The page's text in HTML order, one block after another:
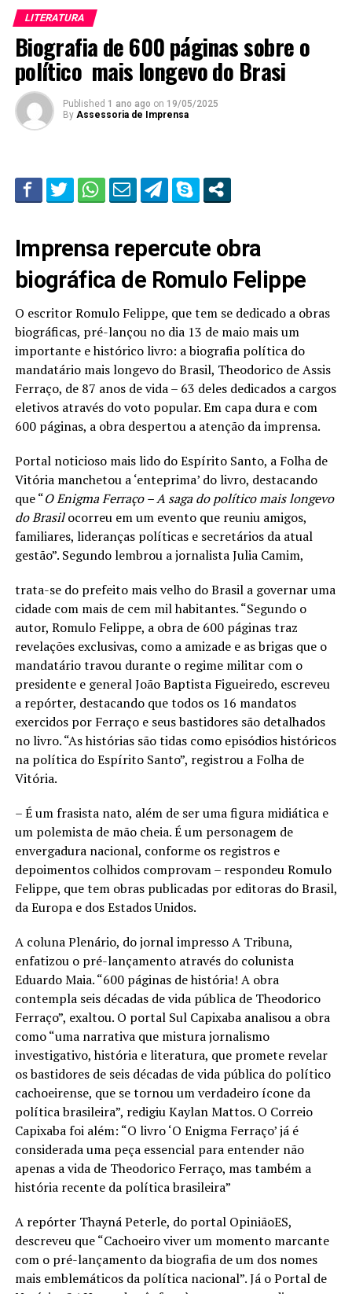
LITERATURA
Biografia de 600 páginas sobre o
político mais longevo do Brasi
Published 1 ano ago on 19/05/2025
By Assessoria de Imprensa
Imprensa repercute obra
biográfica de Romulo Felippe
O escritor Romulo Felippe, que tem se dedicado a obras
biográficas, pré-lançou no dia 13 de maio mais um
importante e histórico livro: a biografia política do
mandatário mais longevo do Brasil, Theodorico de Assis
Ferraço, de 87 anos de vida – 63 deles dedicados a cargos
eletivos através do voto popular. Em capa dura e com
600 páginas, a obra despertou a atenção da imprensa.
Portal noticioso mais lido do Espírito Santo, a Folha de
Vitória manchetou a ‘enteprima’ do livro, destacando
que “O Enigma Ferraço – A saga do político mais longevo
do Brasilocorreu em um evento que reuniu amigos,
familiares, lideranças políticas e secretários da atual
gestão”. Segundo lembrou a jornalista Julia Camim,
trata-se do prefeito mais velho do Brasil a governar uma
cidade com mais de cem mil habitantes. “Segundo o
autor, Romulo Felippe, a obra de 600 páginas traz
revelações exclusivas, como a amizade e as brigas que o
mandatário travou durante o regime militar com o
presidente e general João Baptista Figueiredo, escreveu
a repórter, destacando que todos os 16 mandatos
exercidos por Ferraço e seus bastidores são detalhados
no livro. “As histórias são tidas como episódios históricos
na política do Espírito Santo”, registrou a Folha de
Vitória.
– É um frasista nato, além de ser uma figura midiática e
um polemista de mão cheia. É um personagem de
envergadura nacional, conforme os registros e
depoimentos colhidos comprovam – respondeu Romulo
Felippe, que tem obras publicadas por editoras do Brasil,
da Europa e dos Estados Unidos.
A coluna Plenário, do jornal impresso A Tribuna,
enfatizou o pré-lançamento através do colunista
Eduardo Maia. “600 páginas de história! A obra
contempla seis décadas de vida pública de Theodorico
Ferraço”, exaltou. O portal Sul Capixaba analisou a obra
como “uma narrativa que mistura jornalismo
investigativo, história e literatura, que promete revelar
os bastidores de seis décadas de vida pública do político
cachoeirense, que se tornou um verdadeiro ícone da
política brasileira”, redigiu Kaylan Mattos. O Correio
Capixaba foi além: “O livro ‘O Enigma Ferraço’ já é
considerada uma peça essencial para entender não
apenas a vida de Theodorico Ferraço, mas também a
história recente da política brasileira”
A repórter Thayná Peterle, do portal OpiniãoES,
descreveu que “Cachoeiro viver um momento marcante
com o pré-lançamento da biografia de um dos nomes
mais emblemáticos da política nacional”. Já o Portal de